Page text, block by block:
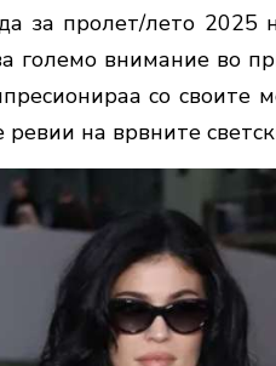
за пролет/лето 2025
големо внимание во
со своите
на врвните